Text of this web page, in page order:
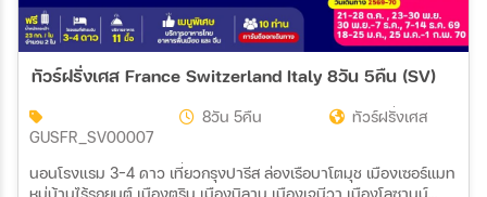
ทัวร์ฝรั่งเศส France Switzerland Italy 8วัน 5คืน (SV)
GUSFR_SV00007
8วัน 5คืน ทัวร์ฝรั่งเศส
นอนโรงแรม 3-4 ดาว เที่ยวกรุงปารีส ล่องเรือบาโตมุช เมืองเซอร์แมท